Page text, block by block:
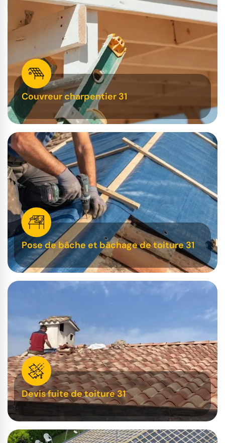
Couvreur charpentier 31
Pose de bâche et bâchage de toiture 31
Devis fuite de toiture 31